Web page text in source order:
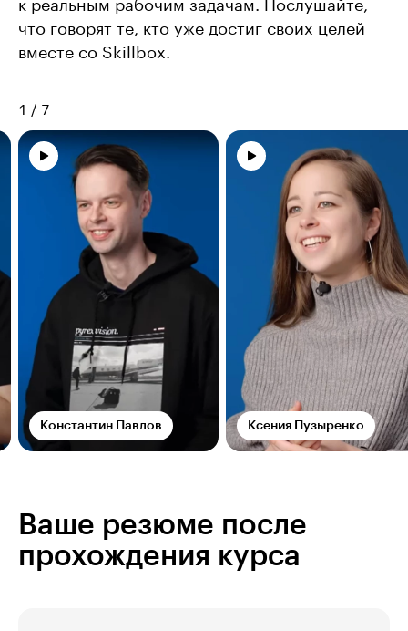
к реальным рабочим задачам. Послушайте,
что говорят те, кто уже достиг своих целей
вместе со Skillbox.
1 / 7
Константин Павлов Ксения Пузыренко
Ваше резюме после
прохождения курса